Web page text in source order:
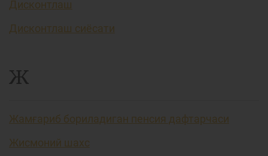
Дисконтлаш
Дисконтлаш сиёсати
Ж
Жамғариб бориладиган пенсия дафтарчаси
Жисмоний шахс